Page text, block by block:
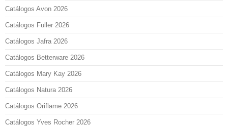
Catálogos Avon 2026
Catálogos Fuller 2026
Catálogos Jafra 2026
Catálogos Betterware 2026
Catálogos Mary Kay 2026
Catálogos Natura 2026
Catálogos Oriflame 2026
Catálogos Yves Rocher 2026